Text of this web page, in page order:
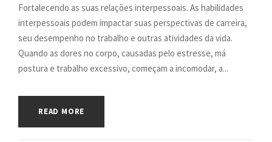
Fortalecendo as suas relações interpessoais. As habilidades
interpessoais podem impactar suas perspectivas de carreira,
seu desempenho no trabalho e outras atividades da vida.
Quando as dores no corpo, causadas pelo estresse, má
postura e trabalho excessivo, começam a incomodar, a...
READ MORE